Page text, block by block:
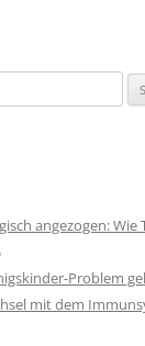
angezogen: Wie
Problem
mit dem